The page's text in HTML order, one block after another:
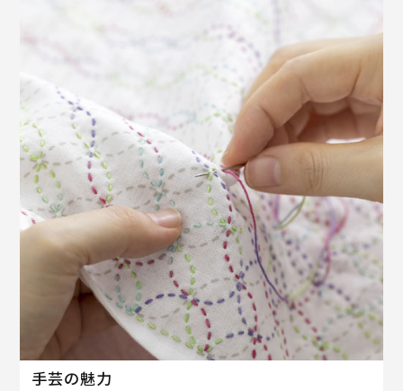
手芸の魅力